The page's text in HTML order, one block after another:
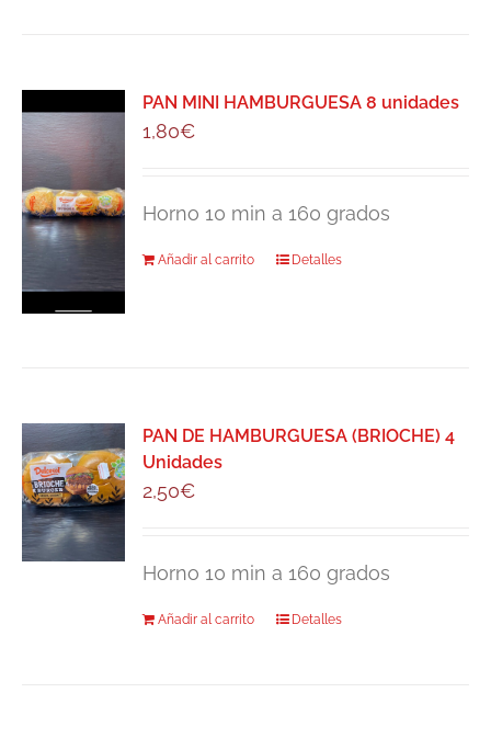
PAN MINI HAMBURGUESA 8 unidades
1,80€
Horno 10 min a 160 grados
Añadir al carrito Detalles
PAN DE HAMBURGUESA (BRIOCHE) 4
Unidades
2,50€
Horno 10 min a 160 grados
Añadir al carrito Detalles